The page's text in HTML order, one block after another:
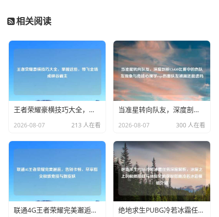
相关阅读
王者荣耀豪横技巧大全，掌握这些，带飞全场成峡谷霸主
2026-08-07 213 人在看
当准星转向队友，深度剖析CS:GO比赛中的伤队友现象与竞技心理学csgo伤害队友被踢还能进吗
2026-08-07 300 人在看
联通4G王者荣耀完美邂逅，告别卡顿，尽享指尖极致竞技与新皮肤 绝地求生PUBG冷若冰霜任务深度解析，冰原之上的极限挑战与顶级奖励获取指南冷若冰霜模组介绍